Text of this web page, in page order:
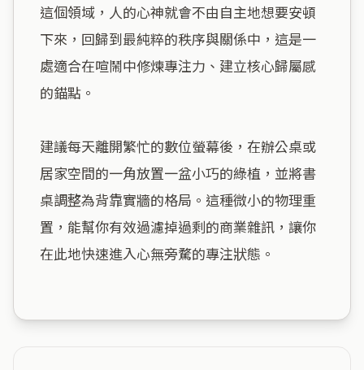
這個領域，人的心神就會不由自主地想要安頓
下來，回歸到最純粹的秩序與關係中，這是一
處適合在喧鬧中修煉專注力、建立核心歸屬感
的錨點。
建議每天離開繁忙的數位螢幕後，在辦公桌或
居家空間的一角放置一盆小巧的綠植，並將書
桌調整為背靠實牆的格局。這種微小的物理重
置，能幫你有效過濾掉過剩的商業雜訊，讓你
在此地快速進入心無旁騖的專注狀態。